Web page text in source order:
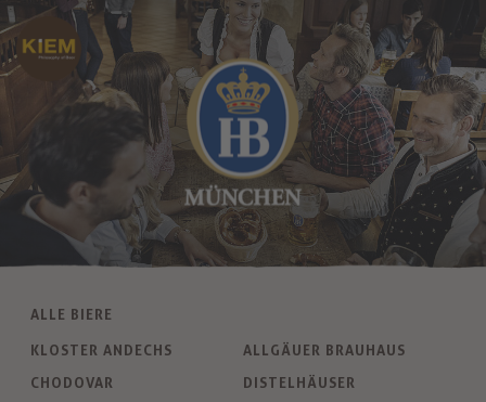
ALLE BIERE
KLOSTER ANDECHS
ALLGÄUER BRAUHAUS
CHODOVAR
DISTELHÄUSER